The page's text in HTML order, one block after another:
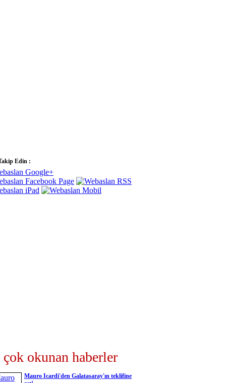
Edin :
çok okunan haberler
Mauro Icardi'den Galatasaray'ın teklifine